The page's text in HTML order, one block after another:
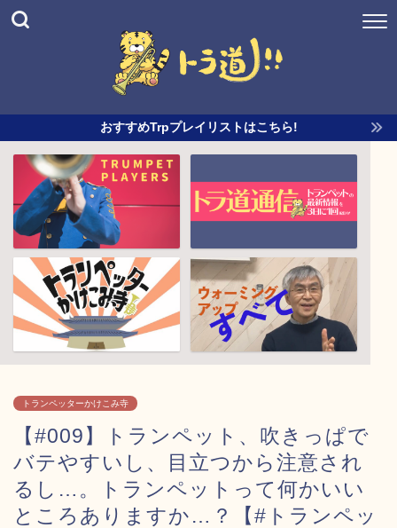
おすすめTrpプレイリストはこちら!
トランペッターかけこみ寺
【#009】トランペット、吹きっぱで
バテやすいし、目立つから注意され
るし…。トランペットって何かいい
ところありますか…？【#トランペッ